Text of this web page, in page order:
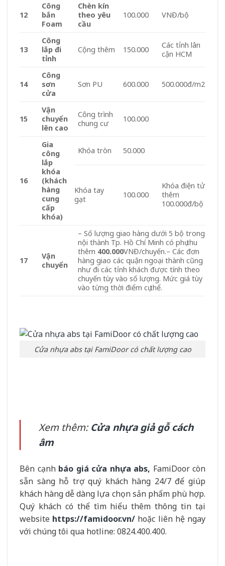
12
Công
bắn
Foam
Chèn kín
theo yêu
cầu
100.000 VNĐ/bộ
13
Công
lắp đi
tỉnh
Cộng thêm 150.000
Các tỉnh lân
cận HCM
14
Công
sơn
cửa
Sơn PU 600.000 500.000đ/m2
15
Vận
chuyển
lên cao
Công trình
chung cư
100.000
16
Gia
công
lắp
khóa
(khách
hàng
cung
cấp
khóa)
Khóa tròn 50.000
Khóa tay
gạt
100.000
Khóa điện tử
thêm
100.000đ/bộ
17
Vận
chuyển
– Số lượng giao hàng dưới 5 bộ trong
nội thành Tp. Hồ Chí Minh có phụ thu
thêm 400.000VNĐ/chuyến.– Các đơn
hàng giao các quận ngoại thành cũng
như đi các tỉnh khách được tính theo
chuyến tùy vào số lượng. Mức giá tùy
vào từng thời điểm cụ thể.
Cửa nhựa abs tại FamiDoor có chất lượng cao
Xem thêm: Cửa nhựa giả gỗ cách
âm
Bên cạnh báo giá cửa nhựa abs, FamiDoor còn
sẵn sàng hỗ trợ quý khách hàng 24/7 để giúp
khách hàng dễ dàng lựa chọn sản phẩm phù hợp.
Quý khách có thể tìm hiểu thêm thông tin tại
website https://famidoor.vn/ hoặc liên hệ ngay
với chúng tôi qua hotline: 0824.400.400.